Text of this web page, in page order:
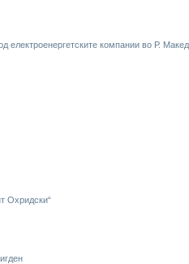
електроенергетските компании во Р.
Охридски“